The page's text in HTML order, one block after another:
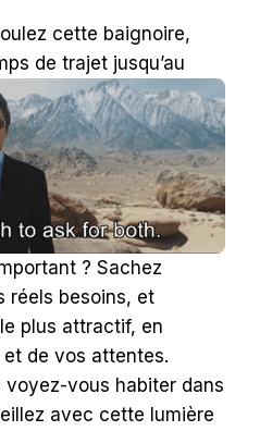
cette baignoire,
de trajet jusqu’au
? Sachez
réels besoins, et
plus attractif, en
de vos attentes.
voyez-vous habiter dans
avec cette lumière